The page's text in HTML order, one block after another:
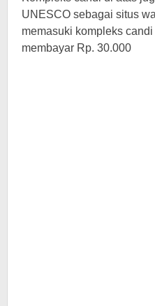
UNESCO sebagai situs
memasuki kompleks
membayar Rp. 30.000